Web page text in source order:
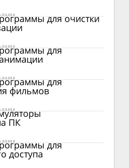
для очистки
для
для
фильмов
ПК
для
доступа